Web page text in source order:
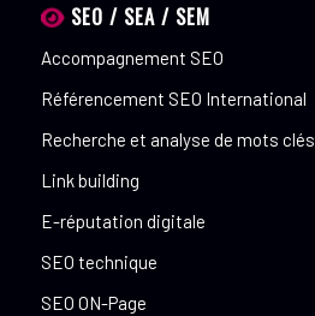
SEO / SEA / SEM
Accompagnement SEO
Référencement SEO International
Recherche et analyse de mots clés
Link building
E-réputation digitale
SEO technique
SEO ON-Page